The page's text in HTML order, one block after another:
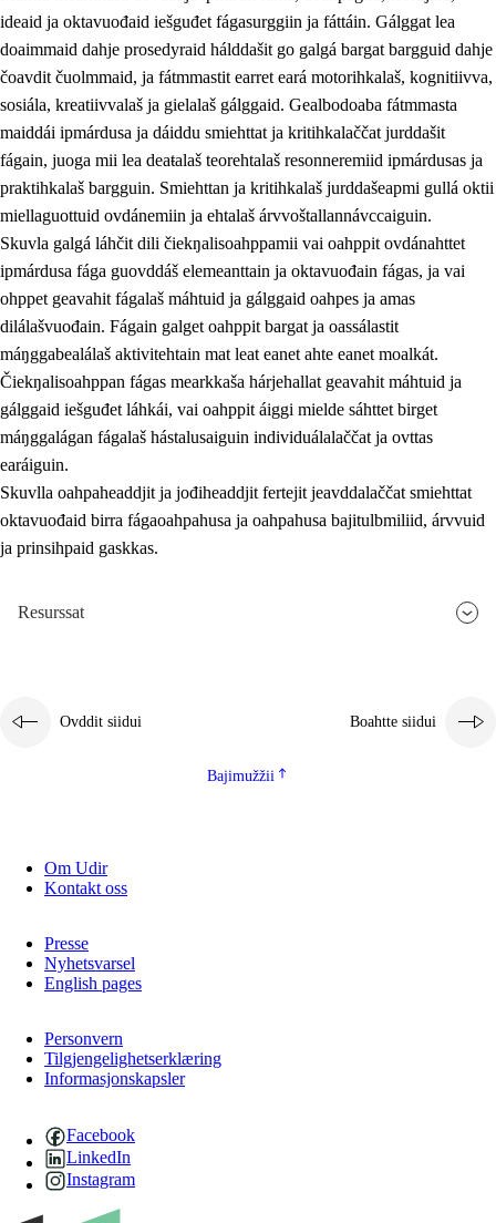
Fágaidrasttideaddji fáttát
ideaid ja oktavuođaid iešguđet fágasurggiin ja fáttáin. Gálggat lea
doaimmaid dahje prosedyraid hálddašit go galgá bargat bargguid dahje
čoavdit čuolmmaid, ja fátmmastit earret eará motorihkalaš, kognitiivva,
sosiála, kreatiivvalaš ja gielalaš gálggaid. Gealbodoaba fátmmasta
maiddái ipmárdusa ja dáiddu smiehttat ja kritihkalaččat jurddašit
fágain, juoga mii lea deaŧalaš teorehtalaš resonneremiid ipmárdusas ja
praktihkalaš bargguin. Smiehttan ja kritihkalaš jurddašeapmi gullá oktii
miellaguottuid ovdánemiin ja ehtalaš árvvoštallannávccaiguin.
Skuvla galgá láhčit dili čiekŋalisoahppamii vai oahppit ovdánahttet
ipmárdusa fága guovddáš elemeanttain ja oktavuođain fágas, ja vai
ohppet geavahit fágalaš máhtuid ja gálggaid oahpes ja amas
dilálašvuođain. Fágain galget oahppit bargat ja oassálastit
máŋggabealálaš aktivitehtain mat leat eanet ahte eanet moalkát.
Čiekŋalisoahppan fágas mearkkaša hárjehallat geavahit máhtuid ja
gálggaid iešguđet láhkái, vai oahppit áiggi mielde sáhttet birget
máŋggalágan fágalaš hástalusaiguin individuálalaččat ja ovttas
earáiguin.
Skuvlla oahpaheaddjit ja jođiheaddjit fertejit jeavddalaččat smiehttat
oktavuođaid birra fágaoahpahusa ja oahpahusa bajitulbmiliid, árvvuid
ja prinsihpaid gaskkas.
Resurssat
Ovddit siidui Boahtte siidui
Bajimužžii
Om Udir
Kontakt oss
Presse
Nyhetsvarsel
English pages
Personvern
Tilgjengelighetserklæring
Informasjonskapsler
Facebook
LinkedIn
Instagram